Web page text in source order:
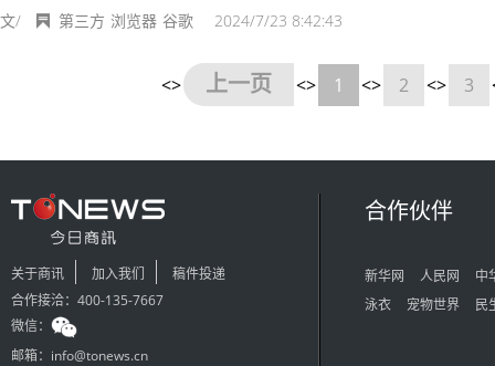
文/ 2024/7/23 8:42:43
第三方 浏览器 谷歌
<> 上一页 <> 1 <> 2 <> 3
关于商讯 加入我们
稿件投递
合作接洽：400-135-7667
微信：
邮箱：info@tonews.cn
合作伙伴
新华网 人民网
中
泳衣
宠物世界 民